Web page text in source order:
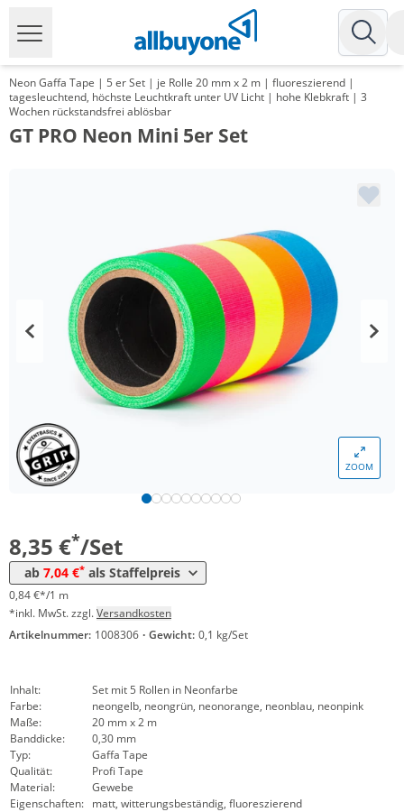
Neon Gaffa Tape | 5 er Set | je Rolle 20 mm x 2 m | fluoreszierend |
tagesleuchtend, höchste Leuchtkraft unter UV Licht | hohe Klebkraft | 3
Wochen rückstandsfrei ablösbar
GT PRO Neon Mini 5er Set
ZOOM
8,35 €*/Set
ab 7,04 €* als Staffelpreis
Menge
ab 20 Sets 7,87 € 0,79 €*/1m
0,84 €*/1 m
*inkl. MwSt. zzgl.Versandkosten
Artikelnummer: 1008306 · Gewicht: 0,1 kg/Set
Inhalt:
Set mit 5 Rollen in Neonfarbe
Farbe:
neongelb, neongrün, neonorange, neonblau, neonpink
Maße:
20 mm x 2 m
Banddicke:
0,30 mm
Typ:
Gaffa Tape
Qualität:
Profi Tape
Material:
Gewebe
Eigenschaften: matt, witterungsbeständig, fluoreszierend